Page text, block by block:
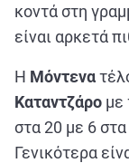
κοντά στη
είναι αρκετά
Η Μόντενα
Καταντζάρο με
στα 20 με 6
Γενικότερα